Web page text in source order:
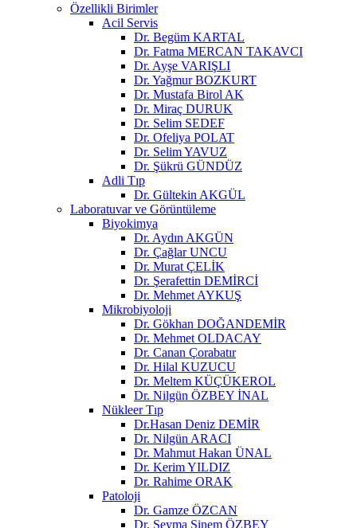
Özellikli Birimler
Acil Servis
Dr. Begüm KARTAL
Dr. Fatma MERCAN TAKAVCI
Dr. Ayşe VARIŞLI
Dr. Yağmur BOZKURT
Dr. Mustafa Birol AK
Dr. Miraç DURUK
Dr. Selim SEDEF
Dr. Ofeliya POLAT
Dr. Selim YAVUZ
Dr. Şükrü GÜNDÜZ
Adli Tıp
Dr. Gültekin AKGÜL
Laboratuvar ve Görüntüleme
Biyokimya
Dr. Aydın AKGÜN
Dr. Çağlar UNCU
Dr. Murat ÇELİK
Dr. Şerafettin DEMİRCİ
Dr. Mehmet AYKUŞ
Mikrobiyoloji
Dr. Gökhan DOĞANDEMİR
Dr. Mehmet OLDACAY
Dr. Canan Çorabatır
Dr. Hilal KUZUCU
Dr. Meltem KÜÇÜKEROL
Dr. Nilgün ÖZBEY İNAL
Nükleer Tıp
Dr.Hasan Deniz DEMİR
Dr. Nilgün ARACI
Dr. Mahmut Hakan ÜNAL
Dr. Kerim YILDIZ
Dr. Rahime ORAK
Patoloji
Dr. Gamze ÖZCAN
Dr. Şeyma Sinem ÖZBEY